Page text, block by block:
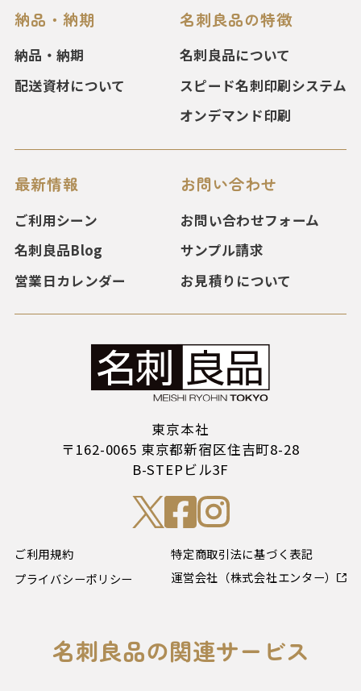
東京本社
〒162-0065 東京都新宿区住吉町8-28
B-STEPビル3F
ご利用規約
プライバシーポリシー
特定商取引法に基づく表記
運営会社（株式会社エンター）
納品・納期
納品・納期
配送資材について
名刺良品の特徴
名刺良品について
スピード名刺印刷システム
オンデマンド印刷
最新情報
ご利用シーン
名刺良品Blog
営業日カレンダー
お問い合わせ
お問い合わせフォーム
サンプル請求
お見積りについて
名刺良品の関連サービス